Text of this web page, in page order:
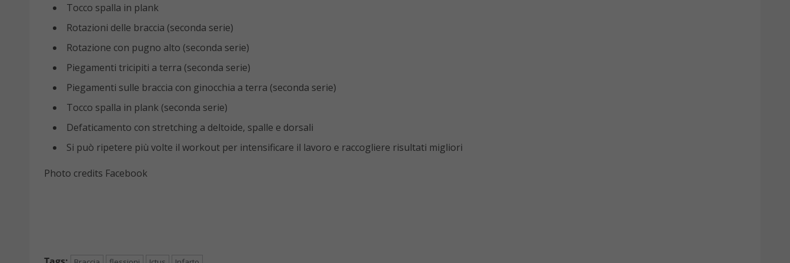
Tocco spalla in plank
Rotazioni delle braccia (seconda serie)
Rotazione con pugno alto (seconda serie)
Piegamenti tricipiti a terra (seconda serie)
Piegamenti sulle braccia con ginocchia a terra (seconda serie)
Tocco spalla in plank (seconda serie)
Defaticamento con stretching a deltoide, spalle e dorsali
Si può ripetere più volte il workout per intensificare il lavoro e raccogliere risultati migliori
Photo credits Facebook